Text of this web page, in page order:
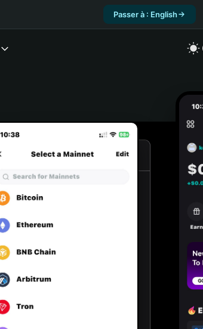
Passer à : English